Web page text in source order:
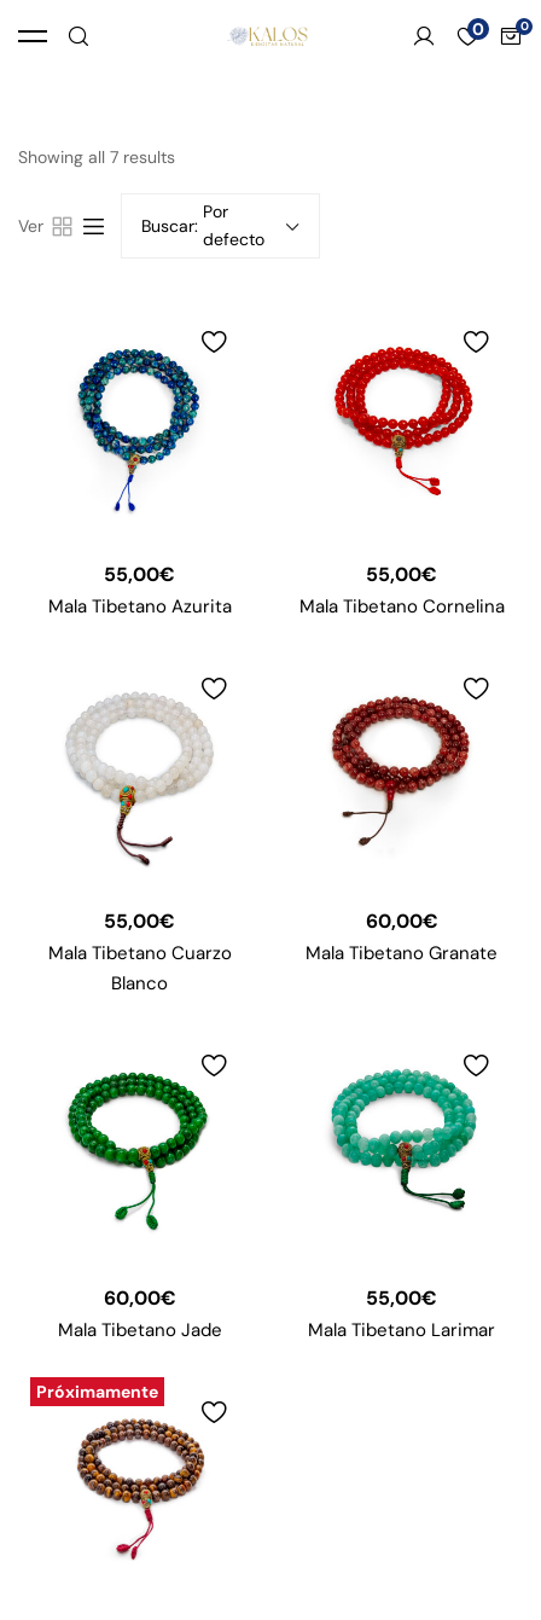
0
Showing all 7 results
Ver Buscar:
Por
defecto
55,00€
Mala Tibetano Azurita
55,00€
Mala Tibetano Cornelina
55,00€
Mala Tibetano Cuarzo
Blanco
60,00€
Mala Tibetano Granate
60,00€
Mala Tibetano Jade
55,00€
Mala Tibetano Larimar
Próximamente